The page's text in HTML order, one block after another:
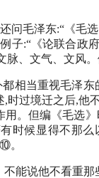
问毛泽东:“《
子:“《论联合政
、文气、文风
相当重视毛泽
过境迁之后,他
。但编《毛选
时候显得不那
。
能说他不看重